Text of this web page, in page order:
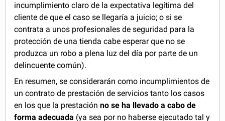
incumplimiento claro de la expectativa legítima del
cliente de que el caso se llegaría a juicio; o si se
contrata a unos profesionales de seguridad para la
protección de una tienda cabe esperar que no se
produzca un robo a plena luz del día por parte de un
delincuente común).
En resumen, se considerarán como incumplimientos de
un contrato de prestación de servicios tanto los casos
en los que la prestaciónno se ha llevado a cabo de
forma adecuada (ya sea por no haberse ejecutado tal y